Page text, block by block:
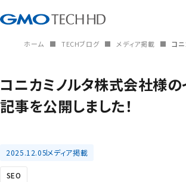
ホーム TECHブログ メディア掲載 コ
コニカミノルタ株式会社様の
記事を公開しました！
2025.12.05メディア掲載
SEO